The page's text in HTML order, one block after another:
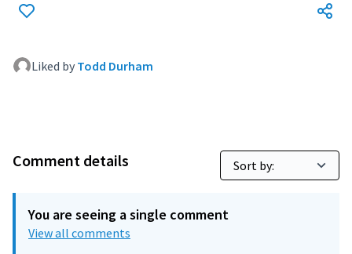
Liked by Todd Durham
Comment details
You are seeing a single comment
View all comments